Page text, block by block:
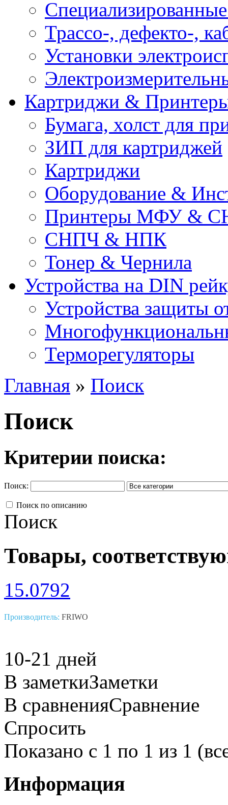
Трассо-, дефекто-,
Установки
Картриджи &
Бумага, холст для
ЗИП для картриджей
Картриджи
Оборудование &
Принтеры МФУ &
СНПЧ & НПК
Тонер & Чернила
Устройства на DIN
Устройства защиты
Терморегуляторы
Главная » Поиск
Поиск
Критерии поиска:
Поиск:
Поиск по описанию
Поиск
Товары,
15.0792
Производитель: FRIWO
10-21 дней
В заметкиЗаметки
В сравненияСравнение
Спросить
Показано с 1 по 1 из 1
Информация